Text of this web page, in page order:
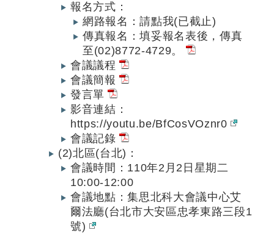
報名方式：
網路報名：請點我(已截止)
傳真報名：填妥報名表後，傳真
至(02)8772-4729。
會議議程
會議簡報
發言單
影音連結：
https://youtu.be/BfCosVOznr0
會議記錄
(2)北區(台北)：
會議時間：110年2月2日星期二
10:00-12:00
會議地點：集思北科大會議中心艾
爾法廳(台北市大安區忠孝東路三段1
號)